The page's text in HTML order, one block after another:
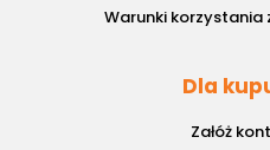
Warunki korzystania
Dla
Załóż